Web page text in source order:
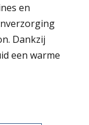
en
Dankzij
een warme